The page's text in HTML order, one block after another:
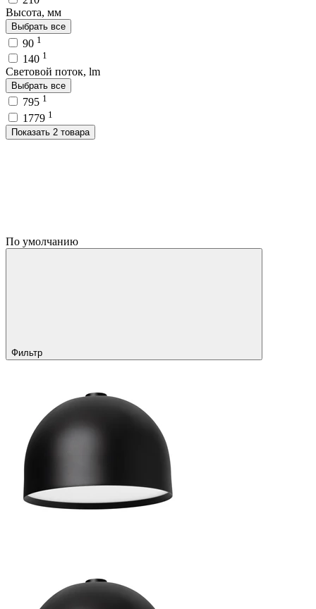
Высота, мм
Выбрать все
90 1
140 1
Световой поток, lm
Выбрать все
795 1
1779 1
Показать 2 товара
По умолчанию
Фильтр